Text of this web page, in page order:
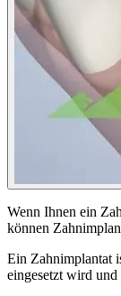
Wenn Ihnen ein
können
Ein Zahnimplantat
eingesetzt wird